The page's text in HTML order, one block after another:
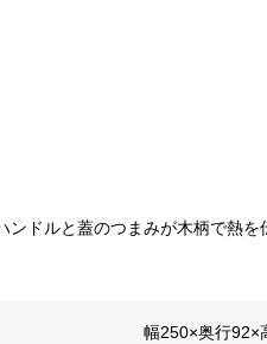
ンドルと蓋のつまみが木柄で熱を
幅250×奥行92×